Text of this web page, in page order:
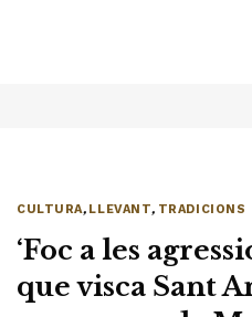
CULTURA, LLEVANT, TRADICIONS
‘Foc a les
que visca Sant